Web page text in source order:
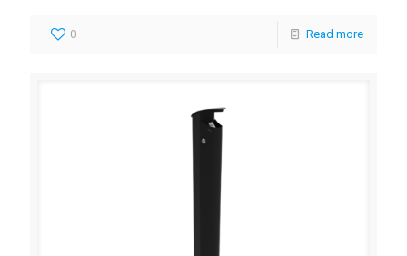
0 Read more